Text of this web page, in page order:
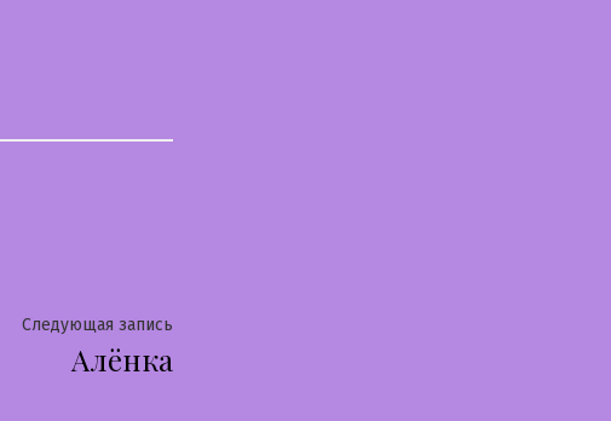
Следующая запись
Алёнка